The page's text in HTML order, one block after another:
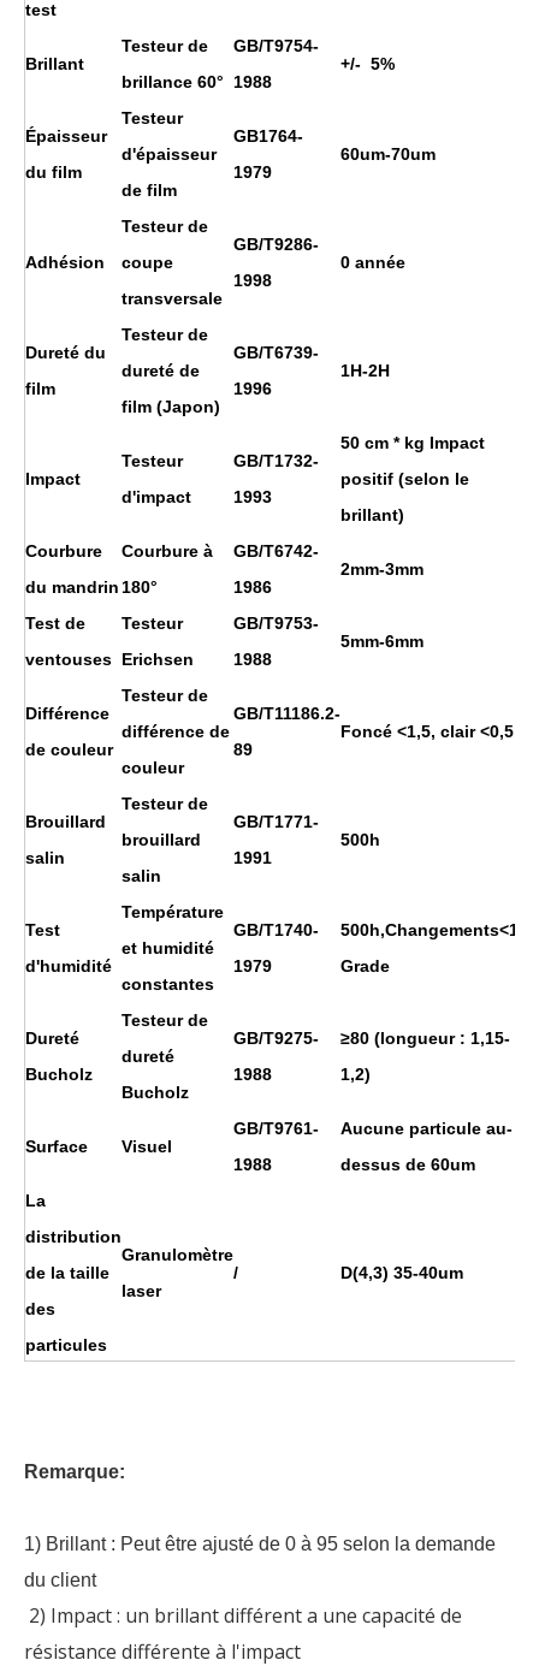
test
Brillant
Testeur de
brillance 60°
GB/T9754-
1988
+/- 5%
Épaisseur
du film
Testeur
d'épaisseur
de film
GB1764-
1979
60um-70um
Adhésion
Testeur de
coupe
transversale
GB/T9286-
1998
0 année
Dureté du
film
Testeur de
dureté de
film (Japon)
GB/T6739-
1996
1H-2H
Impact
Testeur
d'impact
GB/T1732-
1993
50 cm * kg Impact
positif (selon le
brillant)
Courbure
du mandrin
Courbure à
180°
GB/T6742-
1986
2mm-3mm
Test de
ventouses
Testeur
Erichsen
GB/T9753-
1988
5mm-6mm
Différence
de couleur
Testeur de
différence de
couleur
GB/T11186.2-
89
Foncé <1,5, clair <0,5
Brouillard
salin
Testeur de
brouillard
salin
GB/T1771-
1991
500h
Test
d'humidité
Température
et humidité
constantes
GB/T1740-
1979
500h,Changements<1
Grade
Dureté
Bucholz
Testeur de
dureté
Bucholz
GB/T9275-
1988
≥80 (longueur : 1,15-
1,2)
Surface Visuel
GB/T9761-
1988
Aucune particule au-
dessus de 60um
La
distribution
de la taille
des
particules
Granulomètre
laser
/ D(4,3) 35-40um
Remarque:
1) Brillant : Peut être ajusté de 0 à 95 selon la demande
du client
2) Impact : un brillant différent a une capacité de
résistance différente à l'impact